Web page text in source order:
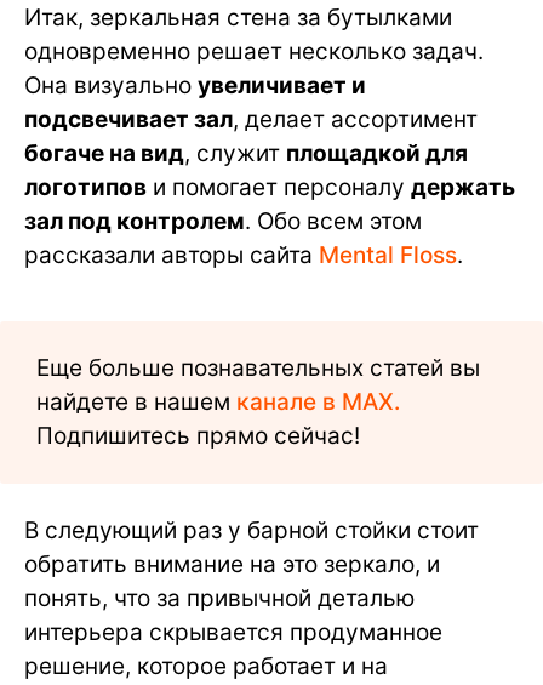
Итак, зеркальная стена за бутылками
одновременно решает несколько задач.
Она визуально увеличивает и
подсвечивает зал, делает ассортимент
богаче на вид, служит площадкой для
логотипов и помогает персоналу держать
зал под контролем. Обо всем этом
рассказали авторы сайта Mental Floss.
Еще больше познавательных статей вы
найдете в нашем канале в MAX.
Подпишитесь прямо сейчас!
В следующий раз у барной стойки стоит
обратить внимание на это зеркало, и
понять, что за привычной деталью
интерьера скрывается продуманное
решение, которое работает и на